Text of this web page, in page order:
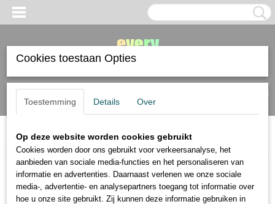
Inloggen Registreren
(0)
Home>Holbein>Holbein Artist watercolor Luminous 12 tubes van 5ml
Cookies toestaan Opties
Toestemming Details Over
Op deze website worden cookies gebruikt
Cookies worden door ons gebruikt voor verkeersanalyse, het
aanbieden van sociale media-functies en het personaliseren van
informatie en advertenties. Daarnaast verlenen we onze sociale
media-, advertentie- en analysepartners toegang tot informatie over
hoe u onze site gebruikt. Zij kunnen deze informatie gebruiken in